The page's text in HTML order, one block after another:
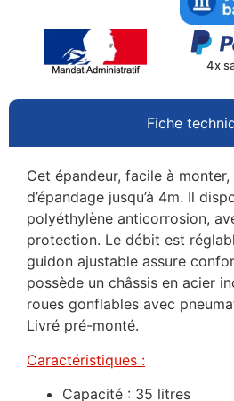
4x
Fiche
Cet épandeur, facile à
d’épandage jusqu’à 4m. Il
polyéthylène anticorrosion,
protection. Le débit est
guidon ajustable assure
possède un châssis en acier
roues gonflables avec
Livré pré-monté.
Caractéristiques :
Capacité : 35 litres